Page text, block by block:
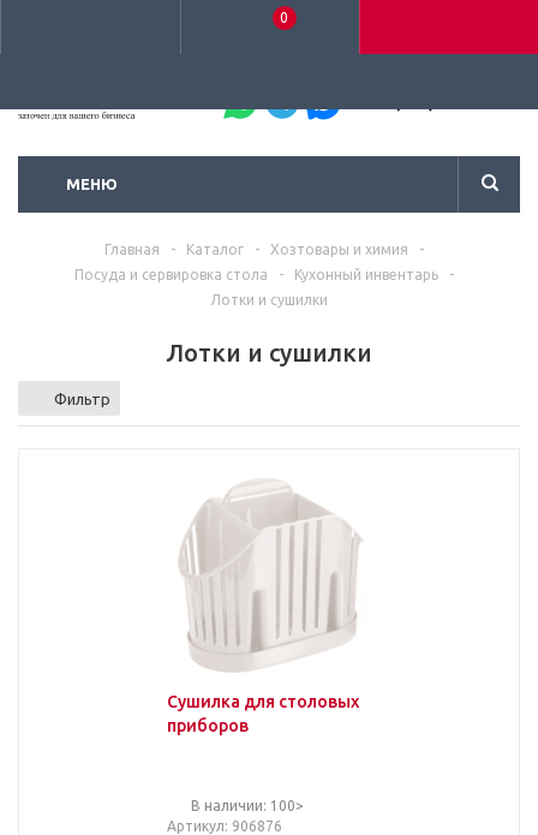
0
МЕНЮ
Главная - Каталог - Хозтовары и химия
-
Посуда и сервировка стола
- Кухонный инвентарь
-
Лотки и сушилки
Лотки и сушилки
Фильтр
Сушилка для столовых
приборов
В наличии: 100>
Артикул: 906876